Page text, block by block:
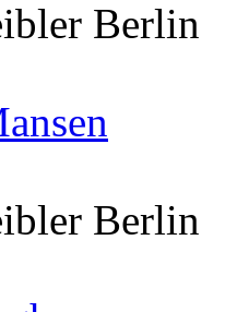
Berlin
Berlin